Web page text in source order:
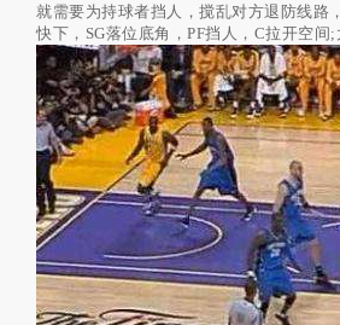
就需要为持球者挡人，搅乱对方退防线路
快下，SG落位底角，PF挡人，C拉开空